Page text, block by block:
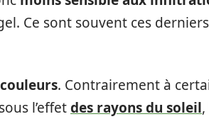
Ce sont souvent ces
. Contrairement à
l’effetdes rayons du soleil